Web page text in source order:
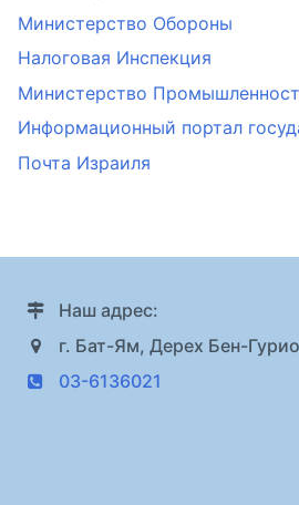
Министерство Обороны
Налоговая Инспекция
Министерство
Информационный портал
Почта Израиля
Наш адрес:
г. Бат-Ям, Дерех Бен-
03-6136021